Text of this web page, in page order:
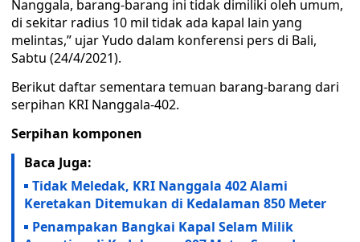
Nanggala, barang-barang ini tidak dimiliki oleh umum,
di sekitar radius 10 mil tidak ada kapal lain yang
melintas,” ujar Yudo dalam konferensi pers di Bali,
Sabtu (24/4/2021).
Berikut daftar sementara temuan barang-barang dari
serpihan KRI Nanggala-402.
Serpihan komponen
Baca Juga:
Tidak Meledak, KRI Nanggala 402 Alami
Keretakan Ditemukan di Kedalaman 850 Meter
Penampakan Bangkai Kapal Selam Milik